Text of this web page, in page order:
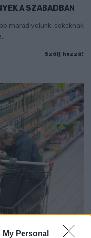
Personal
A SZABADBAN
marad velünk, sokaknak
Szólj hozzá!
ILYEN ALACSONY AZ